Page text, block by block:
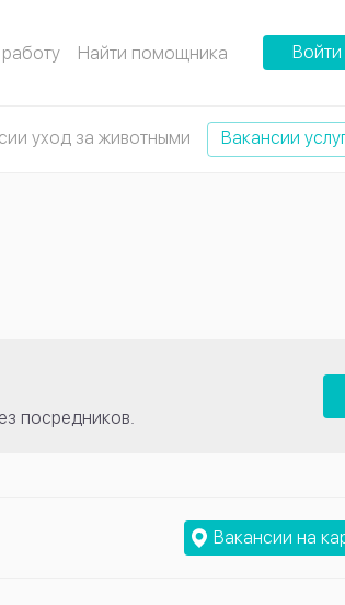
Найти помощника Войти
уход за животными Вакансии
посредников.
Вакансии на